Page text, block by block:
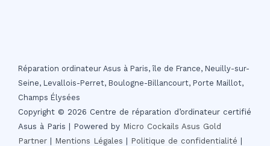
Réparation ordinateur Asus à Paris, île de France, Neuilly-sur-
Seine, Levallois-Perret, Boulogne-Billancourt, Porte Maillot,
Champs Élysées
Copyright © 2026 Centre de réparation d’ordinateur certifié
Asus à Paris | Powered by Micro Cockails Asus Gold
Partner
Mentions Légales Politique de confidentialité